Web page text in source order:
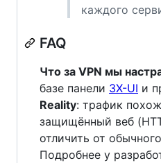
каждого
FAQ
Что за VPN мы
базе панели 3X-UI и
Reality: трафик
защищённый веб
отличить от
Подробнее у